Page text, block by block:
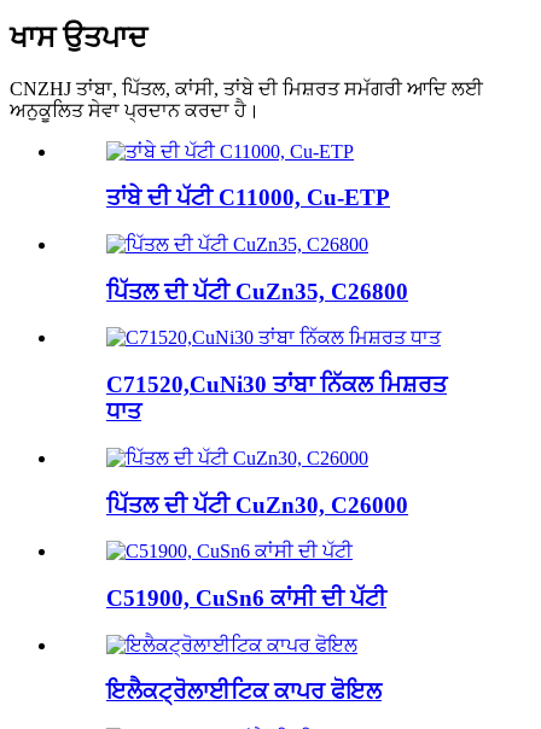
ਖਾਸ ਉਤਪਾਦ
CNZHJ ਤਾਂਬਾ, ਪਿੱਤਲ, ਕਾਂਸੀ, ਤਾਂਬੇ ਦੀ ਮਿਸ਼ਰਤ ਸਮੱਗਰੀ ਆਦਿ ਲਈ
ਅਨੁਕੂਲਿਤ ਸੇਵਾ ਪ੍ਰਦਾਨ ਕਰਦਾ ਹੈ।
ਤਾਂਬੇ ਦੀ ਪੱਟੀ C11000, Cu-ETP
ਪਿੱਤਲ ਦੀ ਪੱਟੀ CuZn35, C26800
C71520,CuNi30 ਤਾਂਬਾ ਨਿੱਕਲ ਮਿਸ਼ਰਤ
ਧਾਤ
ਪਿੱਤਲ ਦੀ ਪੱਟੀ CuZn30, C26000
C51900, CuSn6 ਕਾਂਸੀ ਦੀ ਪੱਟੀ
ਇਲੈਕਟ੍ਰੋਲਾਈਟਿਕ ਕਾਪਰ ਫੋਇਲ